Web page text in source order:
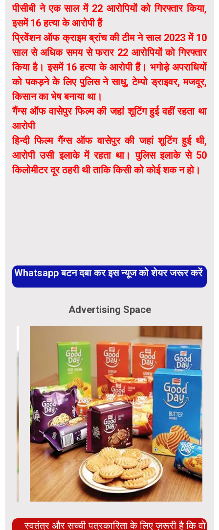
पीसीबी ने एक साल में 22 आरोपियों को गिरफ्तार किया,
इसमें 16 हत्या के आरोपी हैं
प्रिवेंशन ऑफ क्राइम ब्रांच की टीम ने साल 2023 में 10
साल से अधिक समय से फरार 22 आरोपियों को गिरफ्तार
किया है। इसमें 16 हत्या के आरोपी हैं। भगोड़े अपराधियों
को पकड़ने के लिए पुलिस ने साधु, टेम्पो ड्राइवर, मजदूर,
किसान का भेष बनाया था।
गैंग्स ऑफ वासेपुर फिल्म की जहां शूटिंग हुई वहीं रहता था
आरोपी
हिन्दी फिल्म गैंग्स ऑफ वासेपुर की जहां शूटिंग हुई थी,
आरोपी उसी इलाके में रहता था। पुलिस इलाके से 50
किलोमीटर दूर ठहरी थी ताकि किसी को कोई शक न हो।
Whatsapp बटन दबा कर इस न्यूज को शेयर जरूर करें
Advertising Space
स्वतंत्र और सच्ची पत्रकारिता के लिए ज़रूरी है कि वो